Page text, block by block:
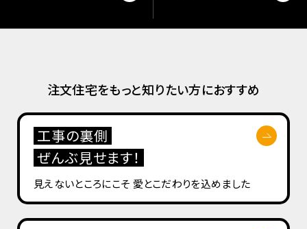
注文住宅をもっと知りたい方におすすめ
工事の裏側
ぜんぶ見せます！
見えないところにこそ 愛とこだわりを込めました